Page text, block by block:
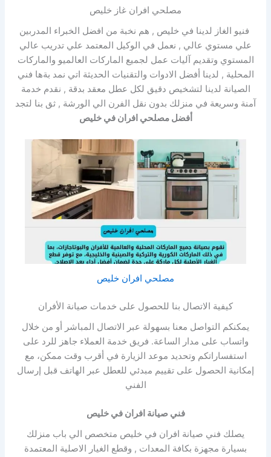
مصلحي افران غاز خليص
فنيو الغاز لدينا في خليص , هم نخبة من افضل الخبراء المدربين
علي مستوي عالي , نعمل في الوكيل المعتمد علي تدريب عالي
المستوي وتقديم آليات عمل لجميع الماركات العالميو والماركات
المحلية , لدينا أفضل الادوات والتقنيات الحديثة اتي نمد بةها فني
الصيانة لدينا لتشخيص دقيق لكل عطل معقد بدقة , نقدم خدمة
آمنة وسريعة في منزلك بدون نقل الفرن الي الورشة , ثق بنا لتجد
أفضل مصلحي افران في خليص
مصلحي افران خليص
كيفية الاتصال بنا للحصول على خدمات صيانة الأفران
يمكنكم التواصل معنا بسهولة عبر الاتصال المباشر أو من خلال
واتساب على مدار الساعة. فريق خدمة العملاء جاهز للرد على
استفساراتكم وتحديد موعد الزيارة في أقرب وقت ممكن، مع
إمكانية الحصول على تقييم مبدئي للعطل عبر الهاتف قبل إرسال
الفني
فني صيانة افران في خليص
يصلك فني صيانة افران في خليص متخصص الي باب منزلك
بسيارة مجهزة بكافة المعدات , وقطع الغيار الاصلية المعتمدة